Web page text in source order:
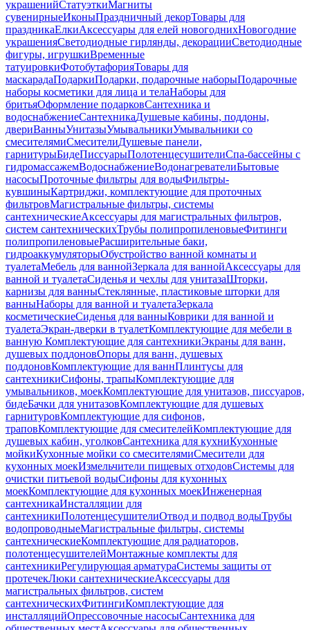
украшенийСтатуэткиМагниты
сувенирныеИконыПраздничный декорТовары для
праздникаЕлкиАксессуары для елей новогоднихНовогодние
украшенияСветодиодные гирлянды, декорацииСветодиодные
фигуры, игрушкиВременные
татуировкиФотобутафорияТовары для
маскарадаПодаркиПодарки, подарочные наборыПодарочные
наборы косметики для лица и телаНаборы для
бритьяОформление подарковСантехника и
водоснабжениеСантехникаДушевые кабины, поддоны,
двериВанныУнитазыУмывальникиУмывальники со
смесителямиСмесителиДушевые панели,
гарнитурыБидеПиссуарыПолотенцесушителиСпа-бассейны с
гидромассажемВодоснабжениеВодонагревателиБытовые
насосыПроточные фильтры для водыФильтры-
кувшиныКартриджи, комплектующие для проточных
фильтровМагистральные фильтры, системы
сантехническиеАксессуары для магистральных фильтров,
систем сантехническихТрубы полипропиленовыеФитинги
полипропиленовыеРасширительные баки,
гидроаккумуляторыОбустройство ванной комнаты и
туалетаМебель для ваннойЗеркала для ваннойАксессуары для
ванной и туалетаСиденья и чехлы для унитазаШторки,
карнизы для ванныСтеклянные, пластиковые шторки для
ванныНаборы для ванной и туалетаЗеркала
косметическиеСиденья для ванныКоврики для ванной и
туалетаЭкран-дверки в туалетКомплектующие для мебели в
ванную Комплектующие для сантехникиЭкраны для ванн,
душевых поддоновОпоры для ванн, душевых
поддоновКомплектующие для ваннПлинтусы для
сантехникиСифоны, трапыКомплектующие для
умывальников, моекКомплектующие для унитазов, писсуаров,
бидеБачки для унитазовКомплектующие для душевых
гарнитуровКомплектующие для сифонов,
траповКомплектующие для смесителейКомплектующие для
душевых кабин, уголковСантехника для кухниКухонные
мойкиКухонные мойки со смесителямиСмесители для
кухонных моекИзмельчители пищевых отходовСистемы для
очистки питьевой водыСифоны для кухонных
моекКомплектующие для кухонных моекИнженерная
сантехникаИнсталляции для
сантехникиПолотенцесушителиОтвод и подвод водыТрубы
водопроводныеМагистральные фильтры, системы
сантехническиеКомплектующие для радиаторов,
полотенцесушителейМонтажные комплекты для
сантехникиРегулирующая арматураСистемы защиты от
протечекЛюки сантехническиеАксессуары для
магистральных фильтров, систем
сантехническихФитингиКомплектующие для
инсталляцийОпрессовочные насосыСантехника для